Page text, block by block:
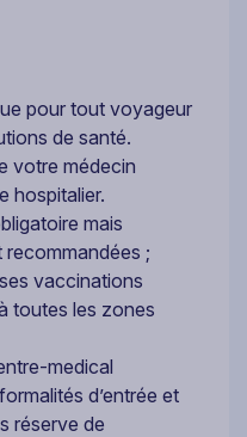
pour tout voyageur
de santé.
votre médecin
hospitalier.
mais
;
vaccinations
toutes les zones
medical
d’entrée et
réserve de